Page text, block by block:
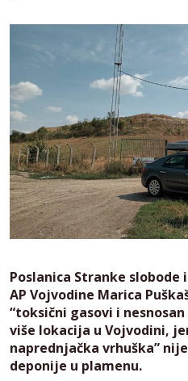
Poslanica Stranke slobode
AP Vojvodine Marica
“toksični gasovi i
više lokacija u Vojvodini,
naprednjačka vrhuška”
deponije u plamenu.